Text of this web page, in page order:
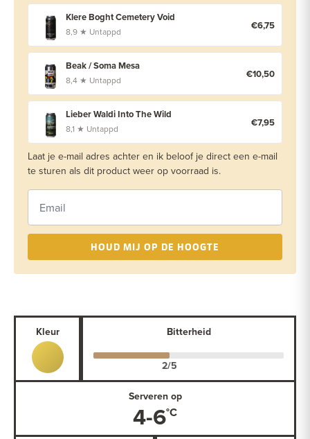
Klere Boght Cemetery Void
8,9 ★ Untappd €6,75
Beak / Soma Mesa
8,4 ★ Untappd €10,50
Lieber Waldi Into The Wild
8,1 ★ Untappd €7,95
Laat je e-mail adres achter en ik beloof je direct een e-mail
te sturen als dit product weer op voorraad is.
HOUD MIJ OP DE HOOGTE
Kleur Bitterheid
Serveren op
4-6